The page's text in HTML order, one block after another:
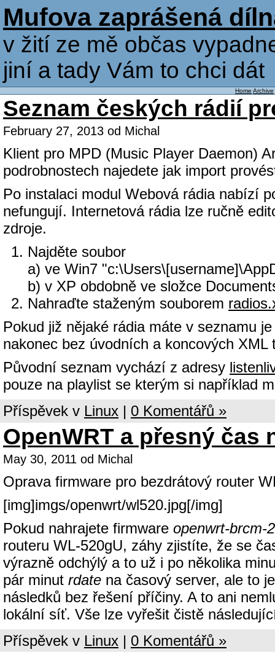
Mufova zaprášená
v žití ze mě občas
jiní a tady Vám to chci dát
Home Archive
Seznam českých rádií
February 27, 2013 od Michal
Klient pro MPD (Music Player Daemon)
podrobnostech najedete jak import
Po instalaci modul Webová rádia nabízí
nefungují. Internetová rádia lze ručně
zdroje.
Najděte soubor
a) ve Win7
b) v XP obdobně ve složce
Nahraďte staženým souborem
Pokud již nějaké rádia máte v seznamu
nakonec bez úvodních a koncových XML
Původní seznam vychází z adresy
pouze na playlist se kterým si například
Příspěvek v Linux | 0 Komentářů »
OpenWRT a přesný čas
May 30, 2011 od Michal
Oprava firmware pro bezdrátový router
[img]imgs/openwrt/wl520.jpg[/img]
Pokud nahrajete firmware openwrt-brcm-
routeru WL-520gU, záhy zjistíte, že se
výrazně odchýlý a to už i po několika
pár minut rdate na časový server, ale to
následků bez řešení příčiny. A to ani
lokální síť. Vše lze vyřešit čistě
Příspěvek v Linux | 0 Komentářů »